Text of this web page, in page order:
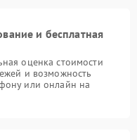
и бесплатная
оценка стоимости
и возможность
или онлайн на